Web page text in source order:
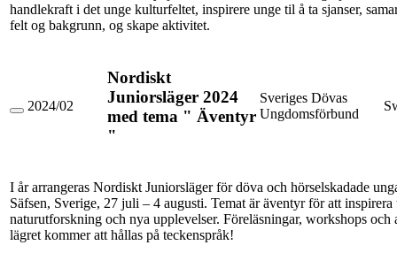
handlekraft i det unge kulturfeltet, inspirere unge til å ta sjanser,
felt og bakgrunn, og skape aktivitet.
Nordiskt
"
Äventyr
"
2024/02
Nordiskt
Juniorsläger 2024
med tema " Äventyr
"
Sveriges Dövas
Ungdomsförbund
I år arrangeras Nordiskt Juniorsläger för döva och hörselskadade
Säfsen, Sverige, 27 juli – 4 augusti. Temat är äventyr för att
naturutforskning och nya upplevelser. Föreläsningar, workshops och
lägret kommer att hållas på teckenspråk!